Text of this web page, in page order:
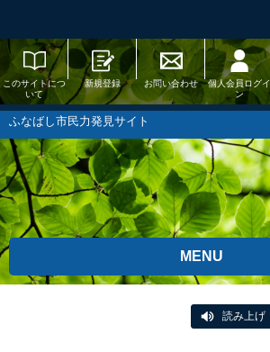
このサイトにつ
いて
新規登録 お問い合わせ
個人会員ログイ
ン
ふなばし市民力発見サイト
MENU
読み上げ